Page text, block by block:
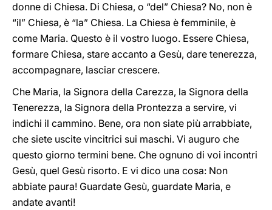
donne di Chiesa. Di Chiesa, o “del” Chiesa? No, non è
“il” Chiesa, è “la” Chiesa. La Chiesa è femminile, è
come Maria. Questo è il vostro luogo. Essere Chiesa,
formare Chiesa, stare accanto a Gesù, dare tenerezza,
accompagnare, lasciar crescere.
Che Maria, la Signora della Carezza, la Signora della
Tenerezza, la Signora della Prontezza a servire, vi
indichi il cammino. Bene, ora non siate più arrabbiate,
che siete uscite vincitrici sui maschi. Vi auguro che
questo giorno termini bene. Che ognuno di voi incontri
Gesù, quel Gesù risorto. E vi dico una cosa: Non
abbiate paura! Guardate Gesù, guardate Maria, e
andate avanti!